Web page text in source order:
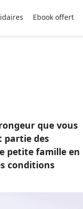
Ebook offert
que vous
partie des
petite famille en
conditions